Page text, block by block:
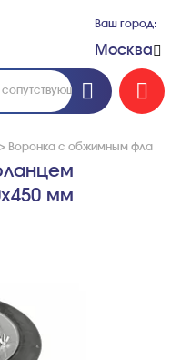
Ваш город:
Москва
> Воронка с обжимным
мм